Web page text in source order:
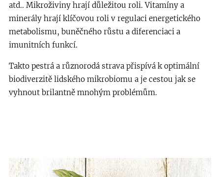
atd.. Mikroživiny hrají důležitou roli. Vitamíny a
minerály hrají klíčovou roli v regulaci energetického
metabolismu, buněčného růstu a diferenciaci a
imunitních funkcí.
Takto pestrá a různorodá strava přispívá k optimální
biodiverzitě lidského mikrobiomu a je cestou jak se
vyhnout brilantně mnohým problémům.